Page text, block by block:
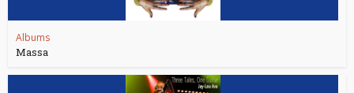
Albums
Massa